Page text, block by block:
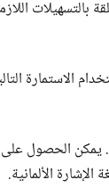
بالتسهيلات
يمكن الحصول
الألمانية.